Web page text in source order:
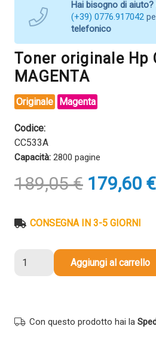
Hai bisogno di aiuto?
(+39) 0776.917042
telefonico
Toner originale Hp
MAGENTA
Originale Magenta
Codice:
CC533A
Capacità: 2800 pagine
189,05€ Il
prezzo
era:
179,60 €Il
CONSEGNA IN 3-5 GIORNI
MAGENTA
Aggiungi al carrello
Con questo prodotto hai la